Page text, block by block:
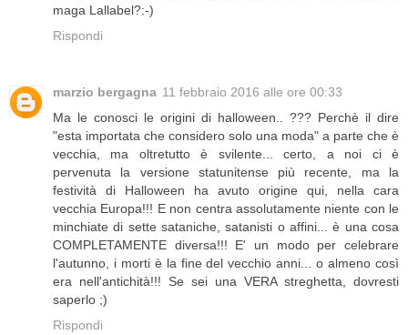
maga Lallabel?:-)
Rispondi
marzio bergagna 11 febbraio 2016 alle ore 00:33
Ma le conosci le origini di halloween.. ??? Perchè il dire
"esta importata che considero solo una moda" a parte che è
vecchia, ma oltretutto è svilente... certo, a noi ci è
pervenuta la versione statunitense più recente, ma la
festività di Halloween ha avuto origine qui, nella cara
vecchia Europa!!! E non centra assolutamente niente con le
minchiate di sette sataniche, satanisti o affini... è una cosa
COMPLETAMENTE diversa!!! E' un modo per celebrare
l'autunno, i morti è la fine del vecchio anni... o almeno così
era nell'antichità!!! Se sei una VERA streghetta, dovresti
saperlo ;)
Rispondi